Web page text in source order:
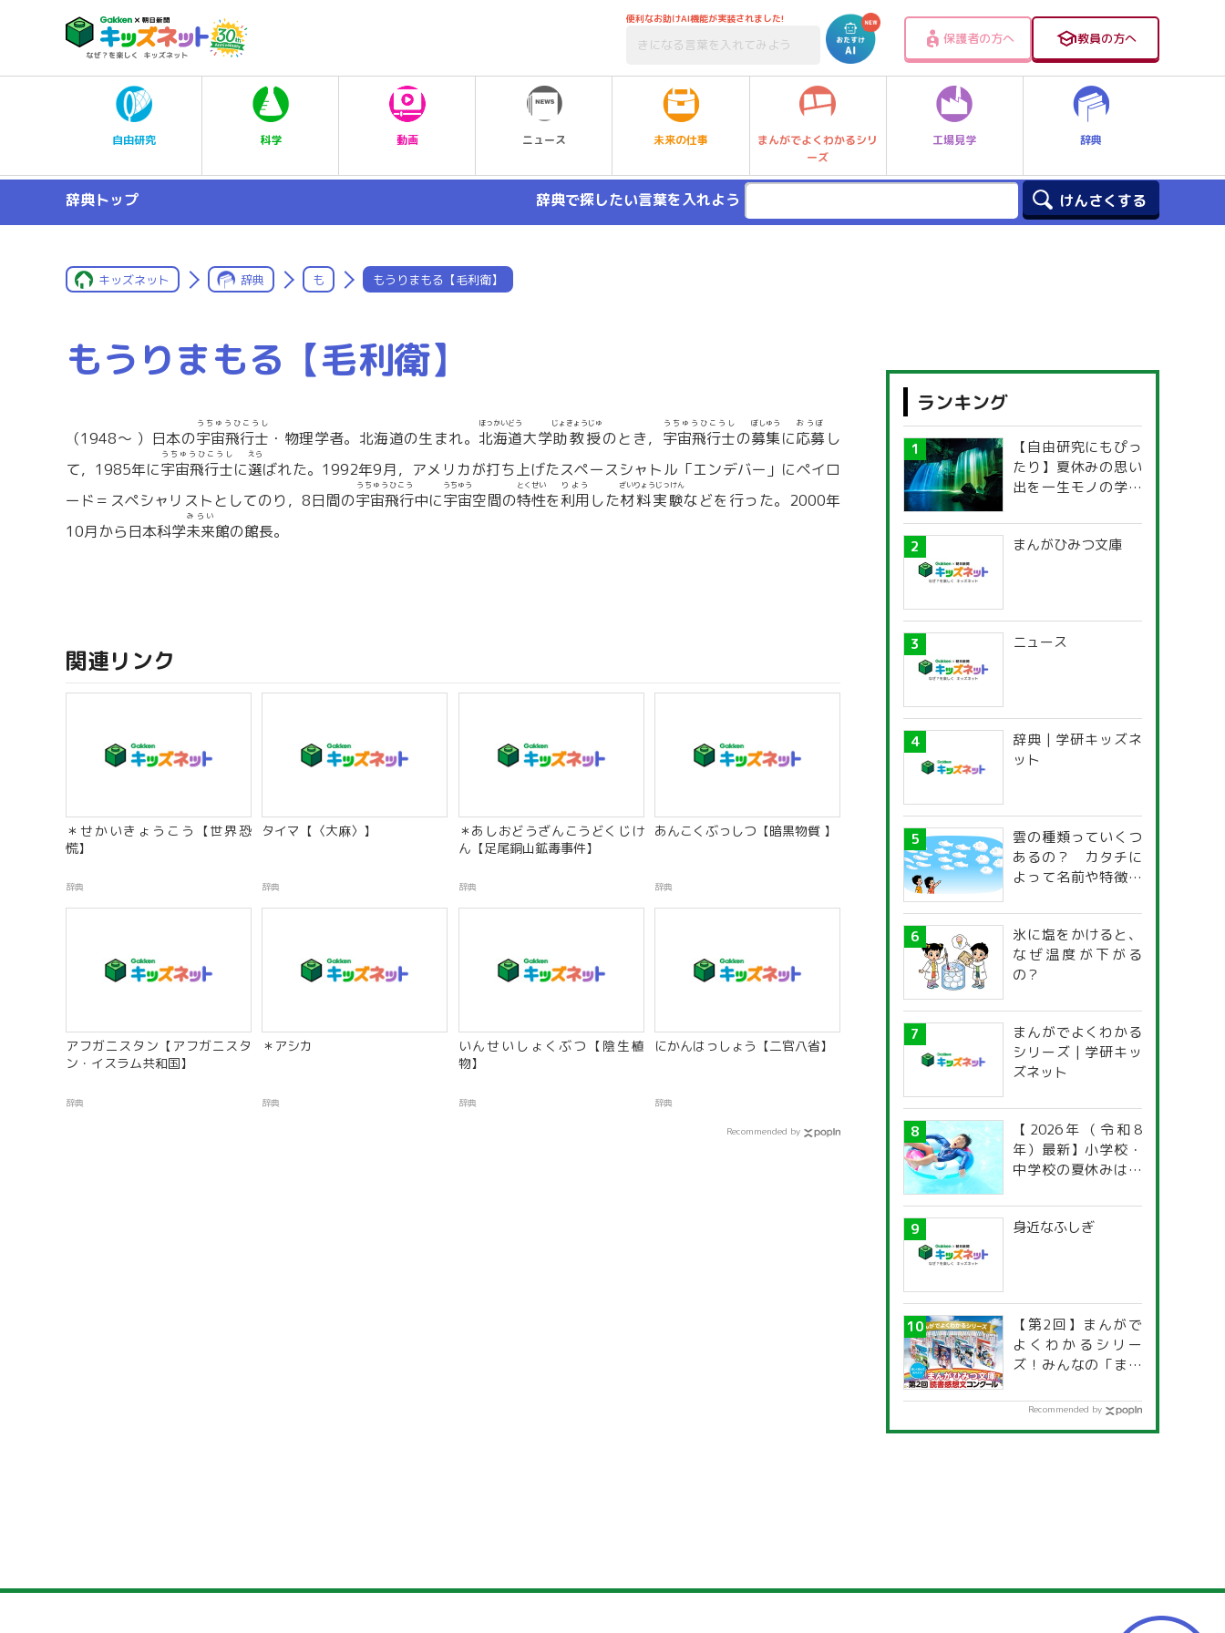
便利なお助けAI機能が実装されました!
保護者の方へ 教員の方へ
自由研究 科学 動画 ニュース 未来の仕事
まんがでよくわかるシリ
ーズ
工場見学 辞典
辞典トップ 辞典で探したい言葉を入れよう
キッズネット 辞典 も もうりまもる【毛利衛】
もうりまもる【毛利衛】
（1948〜 ）日本の宇宙飛行士
うちゅうひこうし
・物理学者。北海道の生まれ。 北海道
ほっかいどう
大学助教授
じょきょうじゅ
のとき， 宇宙飛行士
うちゅうひこうし
の募集
ぼしゅう
に応募
おうぼ
し
て，1985年に宇宙飛行士
うちゅうひこうし
に選
えら
ばれた。1992年9月，アメリカが打ち上げたスペースシャトル「エンデバー」にペイロ
ード＝スペシャリストとしてのり，8日間の宇宙飛行
うちゅうひこう
中に宇宙
うちゅう
空間の特性
とくせい
を利用
りよう
した材料実験
ざいりょうじっけん
などを行った。2000年
10月から日本科学未来
みらい
館の館長。
関連リンク
＊せかいきょうこう【世界恐
慌】
辞典
タイマ【〈大麻〉】
辞典
＊あしおどうざんこうどくじけ
ん【足尾銅山鉱毒事件】
辞典
あんこくぶっしつ【暗黒物質 】
辞典
アフガニスタン【アフガニスタ
ン・イスラム共和国】
辞典
＊アシカ
辞典
いんせいしょくぶつ【陰生植
物】
辞典
にかんはっしょう【二官八省】
辞典
Recommended by
ランキング
【自由研究にもぴっ
たり】夏休みの思い
出を一生モノの学び
探究ガイド
まんがひみつ文庫
ニュース
辞典 | 学研キッズネ
ット
雲の種類っていくつ
あるの？ カタチに
よって名前や特徴が
氷に塩をかけると、
なぜ温度が下がる
の？
まんがでよくわかる
シリーズ | 学研キッ
ズネット
【2026年（令和8
年）最新】小学校・
中学校の夏休みはい
道府県別「夏季休暇
一覧」
身近なふしぎ
【第2回】まんがで
よくわかるシリー
ズ！みんなの「まん
感想文コンクール
Recommended by